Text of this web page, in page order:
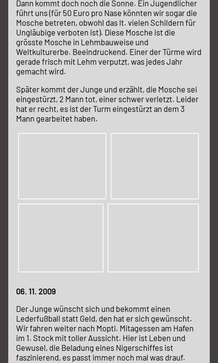
Dann kommt doch noch die Sonne. Ein Jugendlicher
führt uns (für 50 Euro pro Nase könnten wir sogar die
Mosche betreten, obwohl das lt. vielen Schildern für
Ungläubige verboten ist). Diese Mosche ist die
grösste Mosche in Lehmbauweise und
Weltkulturerbe. Beeindruckend. Einer der Türme wird
gerade frisch mit Lehm verputzt, was jedes Jahr
gemacht wird.
Später kommt der Junge und erzählt, die Mosche sei
eingestürzt, 2 Mann tot, einer schwer verletzt. Leider
hat er recht, es ist der Turm eingestürzt an dem 3
Mann gearbeitet haben.
06. 11. 2009
Der Junge wünscht sich und bekommt einen
Lederfußball statt Geld, den hat er sich gewünscht.
Wir fahren weiter nach Mopti. Mitagessen am Hafen
im 1. Stock mit toller Aussicht. Hier ist Leben und
Gewusel, die Beladung eines Nigerschiffes ist
faszinierend, es passt immer noch mal was drauf.